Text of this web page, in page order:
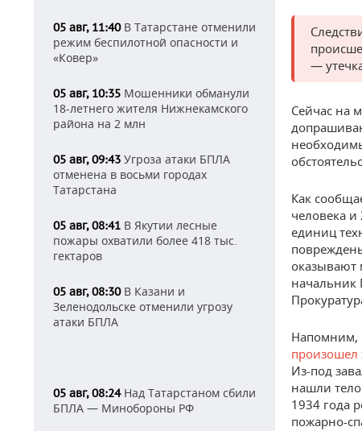
05 авг, 11:40В Татарстане отменили
режим беспилотной опасности и
«Ковер»
05 авг, 10:35 Мошенники обманули
18-летнего жителя Нижнекамского
района на 2 млн
05 авг, 09:43 Угроза атаки БПЛА
отменена в восьми городах
Татарстана
05 авг, 08:41 В Якутии лесные
пожары охватили более 418 тыс.
гектаров
05 авг, 08:30В Казани и
Зеленодольске отменили угрозу
атаки БПЛА
05 авг, 08:24Над Татарстаном сбили
БПЛА — Минобороны РФ
—
Сейчас на
Как
человека
единиц
оказывают
начальник
Напомним,
произошел
Из-под
нашли
1934 года
пожарно-